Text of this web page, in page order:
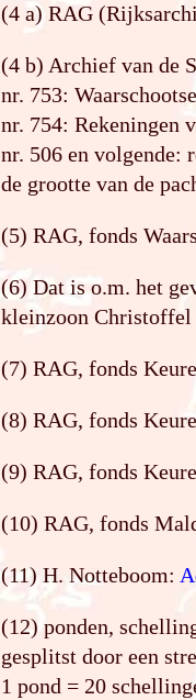
(4 a) RAG
(4 b) Archief van de
nr. 753:
nr. 754: Rekeningen
nr. 506 en volgende:
de grootte van de
(5) RAG, fonds
(6) Dat is o.m. het
kleinzoon
(7) RAG, fonds Keure
(8) RAG, fonds
(9) RAG, fonds
(10) RAG, fonds
(11) H. Notteboom:
(12) ponden,
gesplitst door een
1 pond = 20